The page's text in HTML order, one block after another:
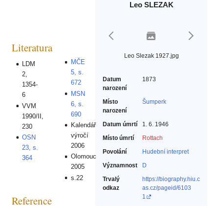
Leo SLEZAK
Leo Slezak 1927.jpg
Datum
narození
1873
Místo
narození
Šumperk
Datum úmrtí
1. 6. 1946
Místo úmrtí
Rottach
Povolání
Hudební interpret‎
Významnost
D
Trvalý
odkaz
https://biography.hiu.c
as.cz/pageid/6103
1
Literatura
LDM
2,
1354-
6
VVM
1990/II,
230
OSN
23, s.
364
MČE
5, s.
672
MSN
6, s.
690
Kalendář
výročí
2006
Olomouc
2005
s.22
Reference